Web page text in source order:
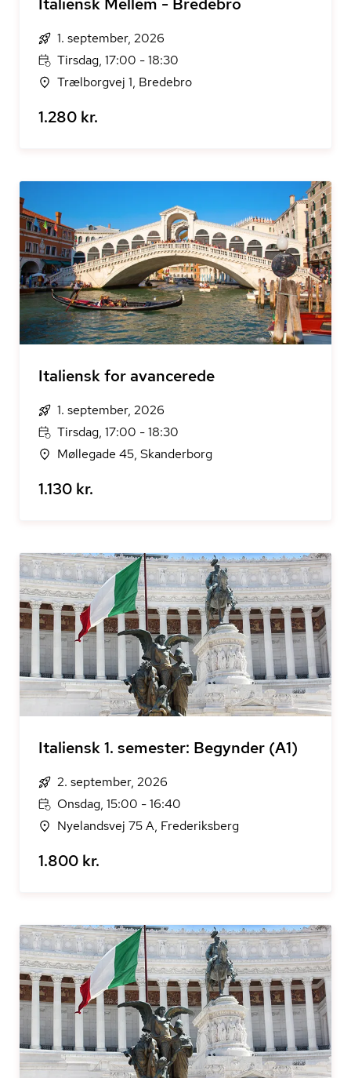
1. september, 2026
Tirsdag, 17:00 - 18:30
Trælborgvej 1, Bredebro
1.280 kr.
Italiensk for avancerede
1. september, 2026
Tirsdag, 17:00 - 18:30
Møllegade 45, Skanderborg
1.130 kr.
Italiensk 1. semester: Begynder (A1)
2. september, 2026
Onsdag, 15:00 - 16:40
Nyelandsvej 75 A, Frederiksberg
1.800 kr.